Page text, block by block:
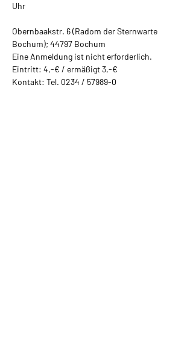
Uhr
Obernbaakstr. 6 (Radom der Sternwarte
Bochum); 44797 Bochum
Eine Anmeldung ist nicht erforderlich.
Eintritt: 4,-€ / ermäßigt 3,-€
Kontakt: Tel. 0234 / 57989-0